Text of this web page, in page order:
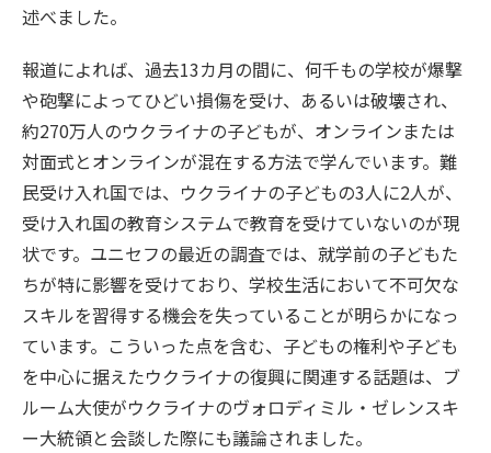
述べました。
報道によれば、過去13カ月の間に、何千もの学校が爆撃
や砲撃によってひどい損傷を受け、あるいは破壊され、
約270万人のウクライナの子どもが、オンラインまたは
対面式とオンラインが混在する方法で学んでいます。難
民受け入れ国では、ウクライナの子どもの3人に2人が、
受け入れ国の教育システムで教育を受けていないのが現
状です。ユニセフの最近の調査では、就学前の子どもた
ちが特に影響を受けており、学校生活において不可欠な
スキルを習得する機会を失っていることが明らかになっ
ています。こういった点を含む、子どもの権利や子ども
を中心に据えたウクライナの復興に関連する話題は、ブ
ルーム大使がウクライナのヴォロディミル・ゼレンスキ
ー大統領と会談した際にも議論されました。